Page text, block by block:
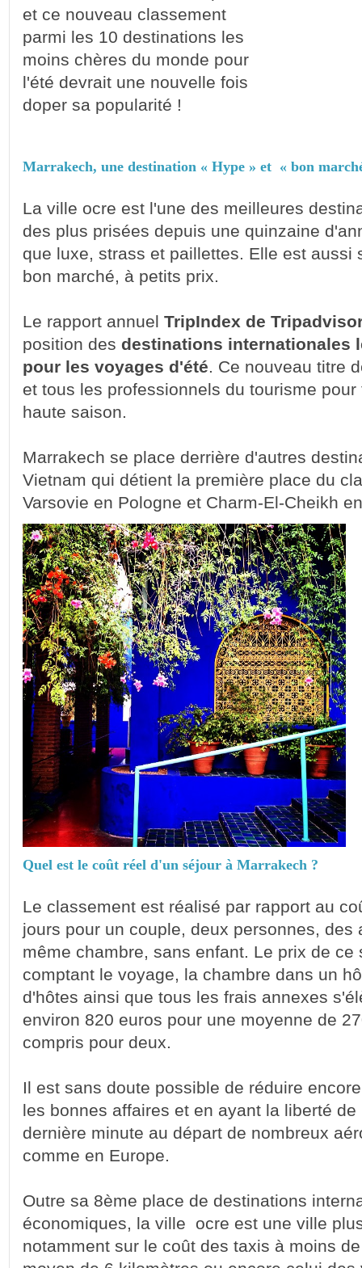
et ce nouveau classement
parmi les 10 destinations les
moins chères du monde pour
l'été devrait une nouvelle fois
doper sa popularité !
Marrakech, une destination « Hype » et « bon
La ville ocre est l'une des meilleures
des plus prisées depuis une quinzaine
que luxe, strass et paillettes. Elle est aussi
bon marché, à petits prix.
Le rapport annuel TripIndex de
position des destinations internationales
pour les voyages d'été. Ce nouveau titre
et tous les professionnels du tourisme
haute saison.
Marrakech se place derrière d'autres
Vietnam qui détient la première place du
Varsovie en Pologne et Charm-El-Cheikh
Quel est le coût réel d'un séjour à Marrakech ?
Le classement est réalisé par rapport au
jours pour un couple, deux personnes, des
même chambre, sans enfant. Le prix de ce
comptant le voyage, la chambre dans un
d'hôtes ainsi que tous les frais annexes
environ 820 euros pour une moyenne de
compris pour deux.
Il est sans doute possible de réduire
les bonnes affaires et en ayant la liberté
dernière minute au départ de nombreux
comme en Europe.
Outre sa 8ème place de destinations
économiques, la ville ocre est une ville
notamment sur le coût des taxis à moins